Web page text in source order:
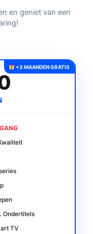
en geniet van een
+3 MAANDEN GRATIS
Ondertitels
TV